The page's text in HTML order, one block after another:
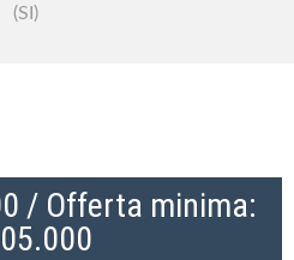
(SI)
/ Offerta minima: